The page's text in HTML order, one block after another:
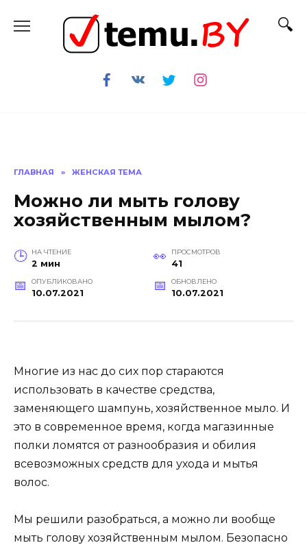
содержанию
ГЛАВНАЯ » ЖЕНСКАЯ ТЕМА
Можно ли мыть голову
хозяйственным мылом?
НА ЧТЕНИЕ
2 мин
ПРОСМОТРОВ
41
ОПУБЛИКОВАНО
10.07.2021
ОБНОВЛЕНО
10.07.2021
Многие из нас до сих пор стараются
использовать в качестве средства,
заменяющего шампунь, хозяйственное мыло. И
это в современное время, когда магазинные
полки ломятся от разнообразия и обилия
всевозможных средств для ухода и мытья
волос.
Мы решили разобраться, а можно ли вообще
мыть голову хозяйственным мылом. Безопасно